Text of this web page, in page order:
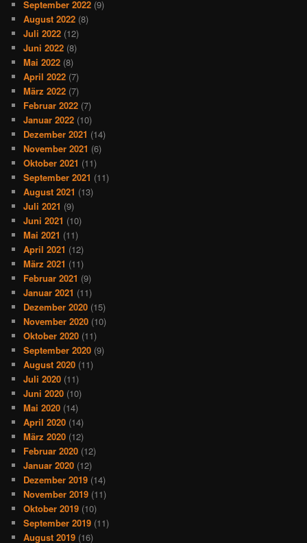
September 2022 (9)
August 2022 (8)
Juli 2022 (12)
Juni 2022 (8)
Mai 2022 (8)
April 2022 (7)
März 2022 (7)
Februar 2022 (7)
Januar 2022 (10)
Dezember 2021 (14)
November 2021 (6)
Oktober 2021 (11)
September 2021 (11)
August 2021 (13)
Juli 2021 (9)
Juni 2021 (10)
Mai 2021 (11)
April 2021 (12)
März 2021 (11)
Februar 2021 (9)
Januar 2021 (11)
Dezember 2020 (15)
November 2020 (10)
Oktober 2020 (11)
September 2020 (9)
August 2020 (11)
Juli 2020 (11)
Juni 2020 (10)
Mai 2020 (14)
April 2020 (14)
März 2020 (12)
Februar 2020 (12)
Januar 2020 (12)
Dezember 2019 (14)
November 2019 (11)
Oktober 2019 (10)
September 2019 (11)
August 2019 (16)